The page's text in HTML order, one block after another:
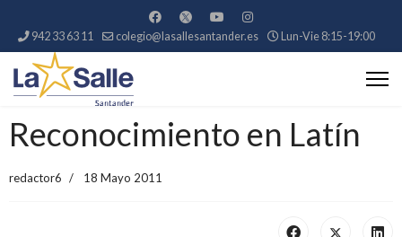
942 33 63 11 colegio@lasallesantander.es Lun-Vie 8:15-19:00
Reconocimiento en Latín
redactor6 18 Mayo 2011